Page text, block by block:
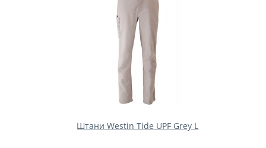
Штани Westin Tide UPF Grey L